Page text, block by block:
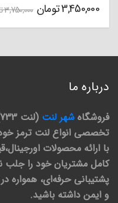
3,450,000تومان 3,750,000
درباره ما
فروشگاه شهر لنت
تخصصی انواع لنت ترمز
با ارائه محصولات
کامل مشتریان خود را جلب
پشتیبانی حرفه‌ای، همواره
و ایمن داشته باشید.